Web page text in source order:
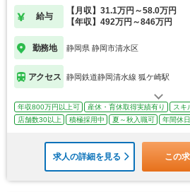
給与
【月収】31.1万円～58.0万円
【年収】492万円～846万円
勤務地 静岡県 静岡市清水区
アクセス 静岡鉄道静岡清水線 狐ケ崎駅
年収800万円以上可 産休・育休取得実績有り スキ
店舗数30以上
積極採用中 夏～秋入職可 年間休
求人の詳細を見る この